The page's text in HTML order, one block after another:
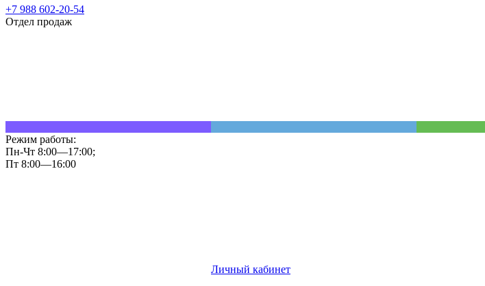
+7 988 602-20-54
Отдел продаж
Режим работы:
Пн-Чт 8:00—17:00;
Пт 8:00—16:00
Личный кабинет